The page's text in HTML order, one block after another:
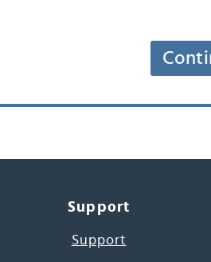
Support
Support